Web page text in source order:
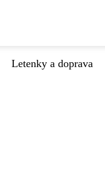
Letenky a doprava